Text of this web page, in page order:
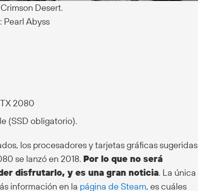
Desert.
Pearl Abyss
2080
(SSD obligatorio).
los procesadores y tarjetas gráficas sugeridas
se lanzó en 2018. Por lo que no será
disfrutarlo, y es una gran noticia. La única
información en la página de Steam, es cuáles